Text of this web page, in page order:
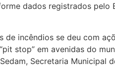
dados registrados pelo
de incêndios se deu com
stop” em avenidas do
Secretaria Municipal